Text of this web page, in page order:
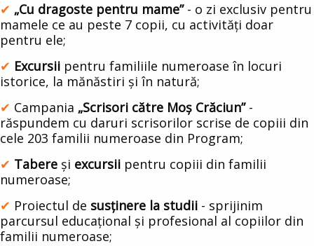
„Cu dragoste pentru mame”- o zi exclusiv pentru
mamele ce au peste 7 copii, cu activități doar
pentru ele;
Excursii pentru familiile numeroase în locuri
istorice, la mănăstiri și în natură;
Campania „Scrisori către Moș Crăciun”-
răspundem cu daruri scrisorilor scrise de copiii din
cele 203 familii numeroase din Program;
Tabere și excursii pentru copiii din familii
numeroase;
Proiectul de susținere la studii - sprijinim
parcursul educațional și profesional al copiilor din
familii numeroase;